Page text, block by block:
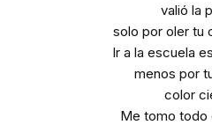
valió la
solo por oler tu
Ir a la escuela
menos por
color
Me tomo todo